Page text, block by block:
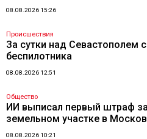
08.08.2026 15:26
Происшествия
За сутки над Севастополем
беспилотника
08.08.2026 12:51
Общество
ИИ выписал первый штраф
земельном участке в
08.08.2026 10:21